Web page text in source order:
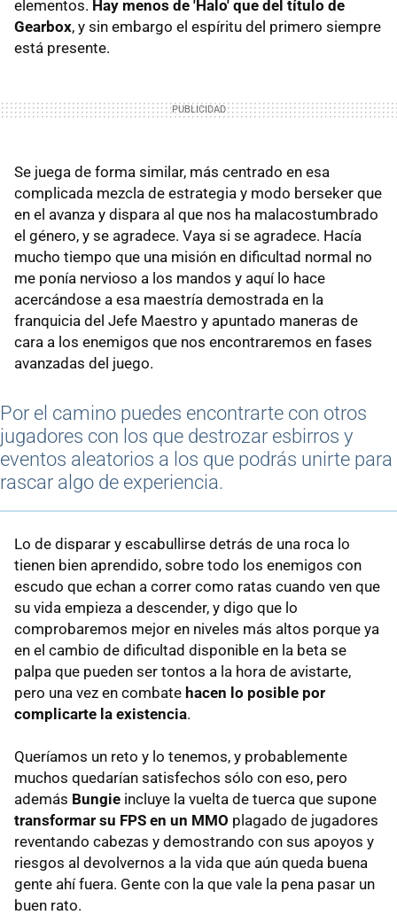
elementos. Hay menos de 'Halo' que del título de
Gearbox, y sin embargo el espíritu del primero siempre
está presente.
Se juega de forma similar, más centrado en esa
complicada mezcla de estrategia y modo berseker que
en el avanza y dispara al que nos ha malacostumbrado
el género, y se agradece. Vaya si se agradece. Hacía
mucho tiempo que una misión en dificultad normal no
me ponía nervioso a los mandos y aquí lo hace
acercándose a esa maestría demostrada en la
franquicia del Jefe Maestro y apuntado maneras de
cara a los enemigos que nos encontraremos en fases
avanzadas del juego.
Por el camino puedes encontrarte con otros
jugadores con los que destrozar esbirros y
eventos aleatorios a los que podrás unirte para
rascar algo de experiencia.
Lo de disparar y escabullirse detrás de una roca lo
tienen bien aprendido, sobre todo los enemigos con
escudo que echan a correr como ratas cuando ven que
su vida empieza a descender, y digo que lo
comprobaremos mejor en niveles más altos porque ya
en el cambio de dificultad disponible en la beta se
palpa que pueden ser tontos a la hora de avistarte,
pero una vez en combate hacen lo posible por
complicarte la existencia.
Queríamos un reto y lo tenemos, y probablemente
muchos quedarían satisfechos sólo con eso, pero
además Bungie incluye la vuelta de tuerca que supone
transformar su FPS en un MMO plagado de jugadores
reventando cabezas y demostrando con sus apoyos y
riesgos al devolvernos a la vida que aún queda buena
gente ahí fuera. Gente con la que vale la pena pasar un
buen rato.